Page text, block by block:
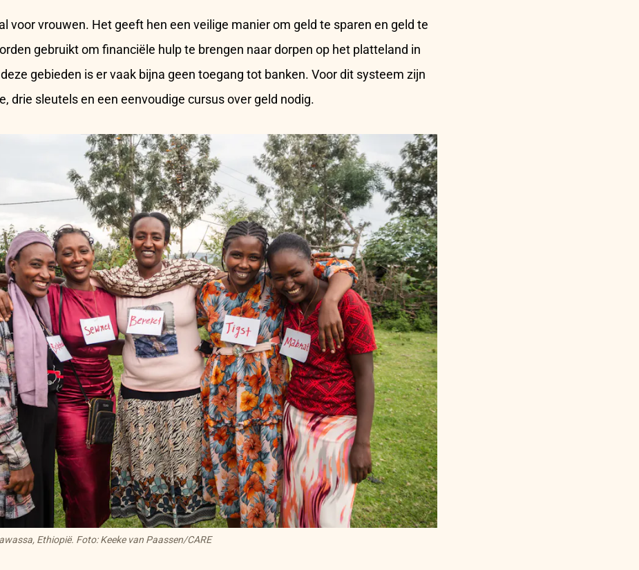
voor vrouwen. Het geeft hen een veilige manier om geld te sparen en geld te
gebruikt om financiële hulp te brengen naar dorpen op het platteland in
gebieden is er vaak bijna geen toegang tot banken. Voor dit systeem zijn
drie sleutels en een eenvoudige cursus over geld nodig.
Ethiopië. Foto: Keeke van Paassen/CARE